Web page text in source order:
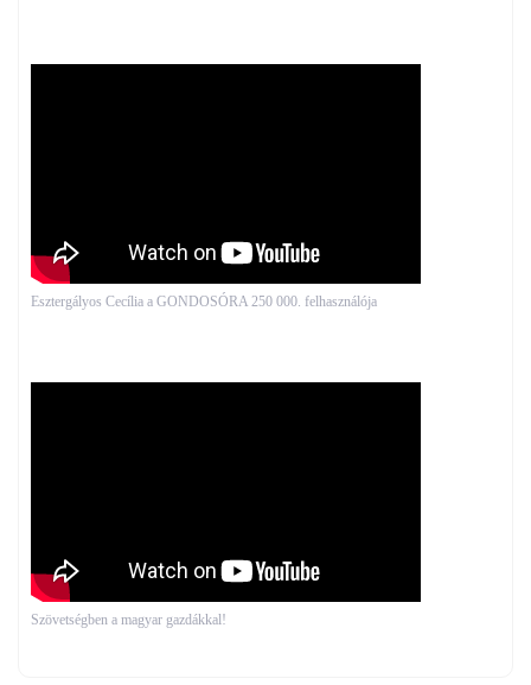
Esztergályos Cecília a GONDOSÓRA 250 000. felhasználója
Szövetségben a magyar gazdákkal!